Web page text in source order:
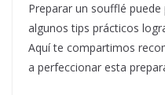
Preparar un soufflé
algunos tips prácticos
Aquí te compartimos
a perfeccionar esta